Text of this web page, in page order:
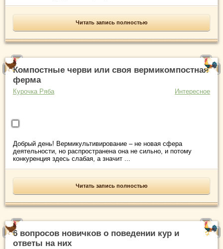
Читать запись полностью
Компостные черви или своя вермикомпостная
ферма
Курочка Ряба Интересное
Добрый день! Вермикультивирование – не новая сфера
деятельности, но распространена она не сильно, и потому
конкуренция здесь слабая, а значит ...
Читать запись полностью
6 вопросов новичков о поведении кур и
ответы на них